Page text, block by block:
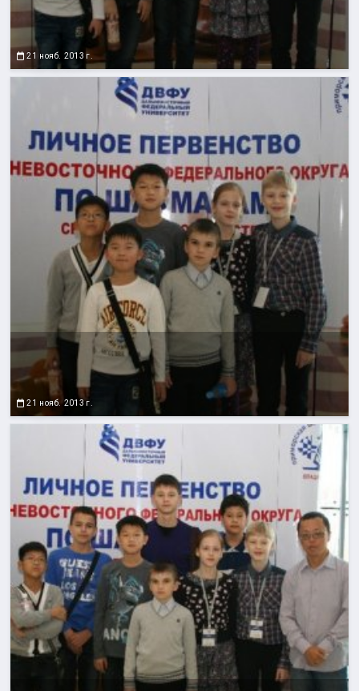
21 нояб. 2013 г.
21 нояб. 2013 г.